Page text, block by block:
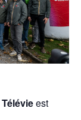
Télévieest